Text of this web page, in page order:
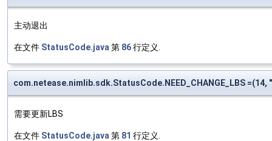
主动退出
在文件 StatusCode.java 第 86行定义.
com.netease.nimlib.sdk.StatusCode.NEED_CHANGE_LBS =(14,
需要更新LBS
在文件 StatusCode.java 第 81 行定义.